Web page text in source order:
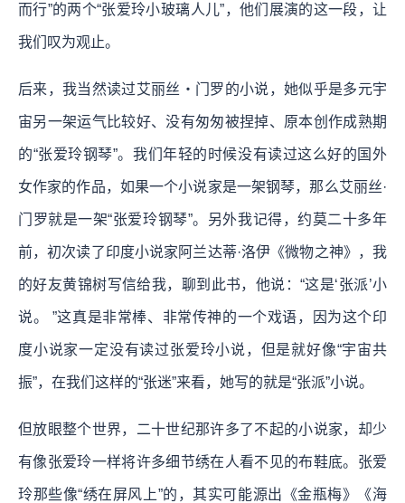
而行”的两个“张爱玲小玻璃人儿”，他们展演的这一段，让
我们叹为观止。
后来，我当然读过艾丽丝‧门罗的小说，她似乎是多元宇
宙另一架运气比较好、没有匆匆被捏掉、原本创作成熟期
的“张爱玲钢琴”。我们年轻的时候没有读过这么好的国外
女作家的作品，如果一个小说家是一架钢琴，那么艾丽丝·
门罗就是一架“张爱玲钢琴”。另外我记得，约莫二十多年
前，初次读了印度小说家阿兰达蒂·洛伊《微物之神》，我
的好友黄锦树写信给我，聊到此书，他说：“这是‘张派’小
说。 ”这真是非常棒、非常传神的一个戏语，因为这个印
度小说家一定没有读过张爱玲小说，但是就好像“宇宙共
振”，在我们这样的“张迷”来看，她写的就是“张派”小说。
但放眼整个世界，二十世纪那许多了不起的小说家，却少
有像张爱玲一样将许多细节绣在人看不见的布鞋底。张爱
玲那些像“绣在屏风上”的，其实可能源出《金瓶梅》《海